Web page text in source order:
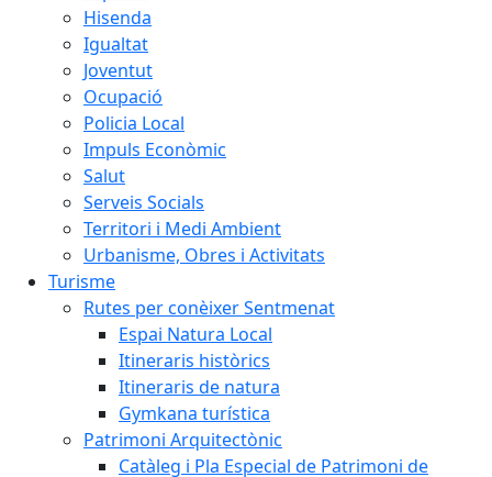
Hisenda
Igualtat
Joventut
Ocupació
Policia Local
Impuls Econòmic
Salut
Serveis Socials
Territori i Medi Ambient
Urbanisme, Obres i Activitats
Turisme
Rutes per conèixer Sentmenat
Espai Natura Local
Itineraris històrics
Itineraris de natura
Gymkana turística
Patrimoni Arquitectònic
Catàleg i Pla Especial de Patrimoni de